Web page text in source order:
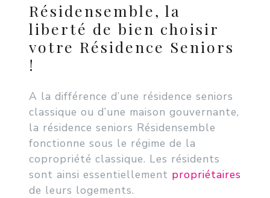
Résidensemble, la
liberté de bien choisir
votre Résidence Seniors
!
A la différence d’une résidence seniors
classique ou d’une maison gouvernante,
la résidence seniors Résidensemble
fonctionne sous le régime de la
copropriété classique. Les résidents
sont ainsi essentiellement propriétaires
de leurs logements.